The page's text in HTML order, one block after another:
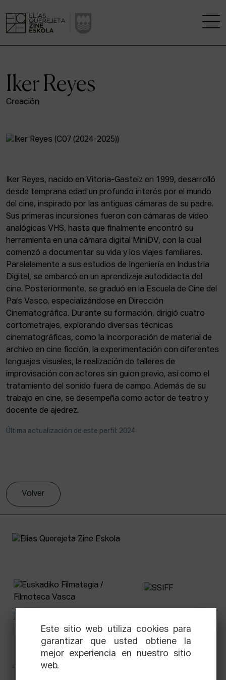
CENTRO DE INVESTIGACIÓN
KINOFABRIKA
COMUNIDAD
LA CASA DEL CINE
ACTUALIDAD
Admisión
Intranet
ESP ENG
Iker Reyes
Creación
Iker Reyes, nacido en Vitoria-Gasteiz en 1999, desarrolló
desde temprana edad un profundo interés por el mundo
del cine, inspirado por las antiguas cámaras de su padre.
Sus primeras incursiones fueron con cámaras de vídeo
analógicas VHS, hasta que finalmente encontró su
herramienta en una cámara digital MiniDV, con la cual
comenzó a documentar su vida y los viajes familiares.
Paralelamente a sus estudios de Ingeniería en Industria
Digital, se embarcó en un aprendizaje autodidacta del
cine. Posteriormente, se graduó en la Escuela de Cine del
País Vasco, especializándose en Dirección
Cinematográfica. Durante su formación, dirigió cuatro
cortometrajes, explorando diversas técnicas
cinematográficas, como la incorporación de material de
archivo en cine ficción, la experimentación con diferentes
lenguajes visuales, la realización de talleres de
improvisación con actores sin guion previo, así como el
tratamiento del sonido fuera de campo. Además de su
trabajo en cine, se desempeña como actor de teatro y
docente de ajedrez.
Última actualización de este perfil: 2024
Volver
Este sitio web utiliza cookies para
garantizar que usted obtiene la
mejor experiencia en nuestro sitio
web.